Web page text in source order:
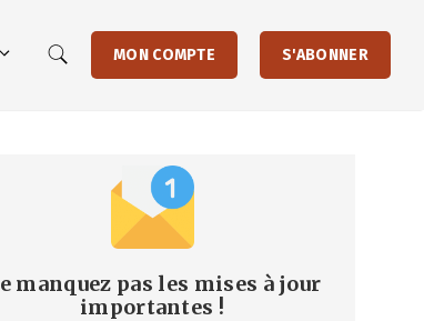
MON COMPTE S'ABONNER
manquez pas les mises à jour
importantes !